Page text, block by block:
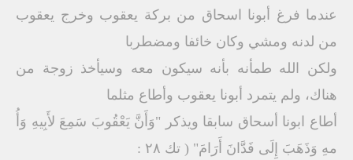
عندما فرغ أبونا اسحاق من بركة يعقوب وخرج يعقوب
من لدنه ومشي وكان خائفا ومضطربا
ولكن الله طمأنه بأنه سيكون معه وسيأخذ زوجة من
هناك، ولم يتمرد أبونا يعقوب وأطاع مثلما
أطاع ابونا أسحاق سابقا ويذكر "وَأَنَّ يَعْقُوبَ سَمِعَ لأَبِيهِ وَأُ
مهِ وَذَهَبَ إِلَى فَدَّانَ أَرَامَ" ( تك ٢٨ :